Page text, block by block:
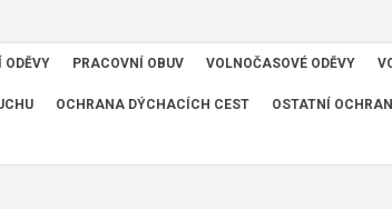
ODĚVY PRACOVNÍ OBUV VOLNOČASOVÉ ODĚVY
OCHRANA DÝCHACÍCH CEST OSTATNÍ